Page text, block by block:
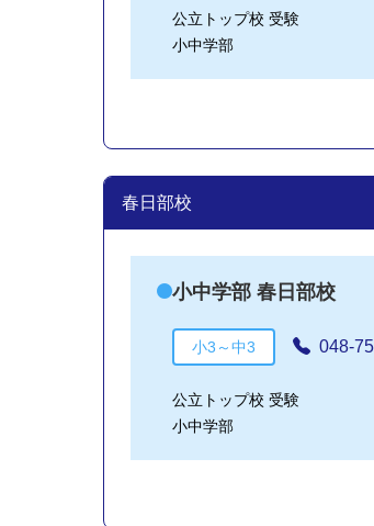
公立トップ校 受験
小中学部
春日部校
小中学部 春日部校
小3～中3 048-
公立トップ校 受験
小中学部